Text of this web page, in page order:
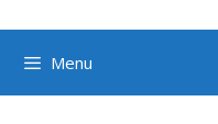
Menu